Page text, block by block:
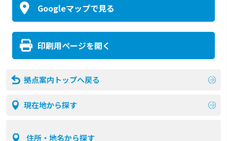
Googleマップで見る
印刷用ページを開く
拠点案内トップへ戻る
現在地から探す
住所・地名から探す